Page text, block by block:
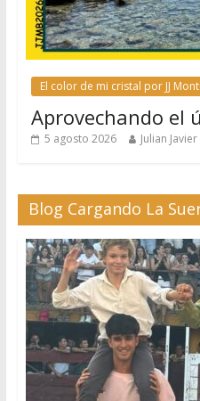
El color de mi cristal por JJ
Aprovechando el
5 agosto 2026 Julian
Blog Cargando La